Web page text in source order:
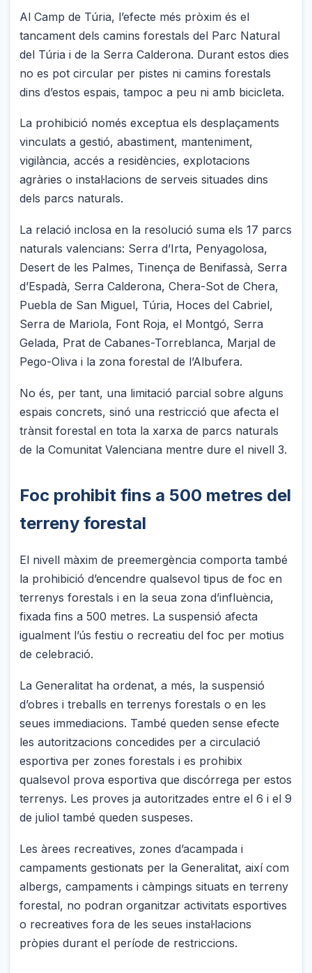
Al Camp de Túria, l’efecte més pròxim és el
tancament dels camins forestals del Parc Natural
del Túria i de la Serra Calderona. Durant estos dies
no es pot circular per pistes ni camins forestals
dins d’estos espais, tampoc a peu ni amb bicicleta.
La prohibició només exceptua els desplaçaments
vinculats a gestió, abastiment, manteniment,
vigilància, accés a residències, explotacions
agràries o instal·lacions de serveis situades dins
dels parcs naturals.
La relació inclosa en la resolució suma els 17 parcs
naturals valencians: Serra d’Irta, Penyagolosa,
Desert de les Palmes, Tinença de Benifassà, Serra
d’Espadà, Serra Calderona, Chera-Sot de Chera,
Puebla de San Miguel, Túria, Hoces del Cabriel,
Serra de Mariola, Font Roja, el Montgó, Serra
Gelada, Prat de Cabanes-Torreblanca, Marjal de
Pego-Oliva i la zona forestal de l’Albufera.
No és, per tant, una limitació parcial sobre alguns
espais concrets, sinó una restricció que afecta el
trànsit forestal en tota la xarxa de parcs naturals
de la Comunitat Valenciana mentre dure el nivell 3.
Foc prohibit fins a 500 metres del
terreny forestal
El nivell màxim de preemergència comporta també
la prohibició d’encendre qualsevol tipus de foc en
terrenys forestals i en la seua zona d’influència,
fixada fins a 500 metres. La suspensió afecta
igualment l’ús festiu o recreatiu del foc per motius
de celebració.
La Generalitat ha ordenat, a més, la suspensió
d’obres i treballs en terrenys forestals o en les
seues immediacions. També queden sense efecte
les autoritzacions concedides per a circulació
esportiva per zones forestals i es prohibix
qualsevol prova esportiva que discórrega per estos
terrenys. Les proves ja autoritzades entre el 6 i el 9
de juliol també queden suspeses.
Les àrees recreatives, zones d’acampada i
campaments gestionats per la Generalitat, així com
albergs, campaments i càmpings situats en terreny
forestal, no podran organitzar activitats esportives
o recreatives fora de les seues instal·lacions
pròpies durant el període de restriccions.